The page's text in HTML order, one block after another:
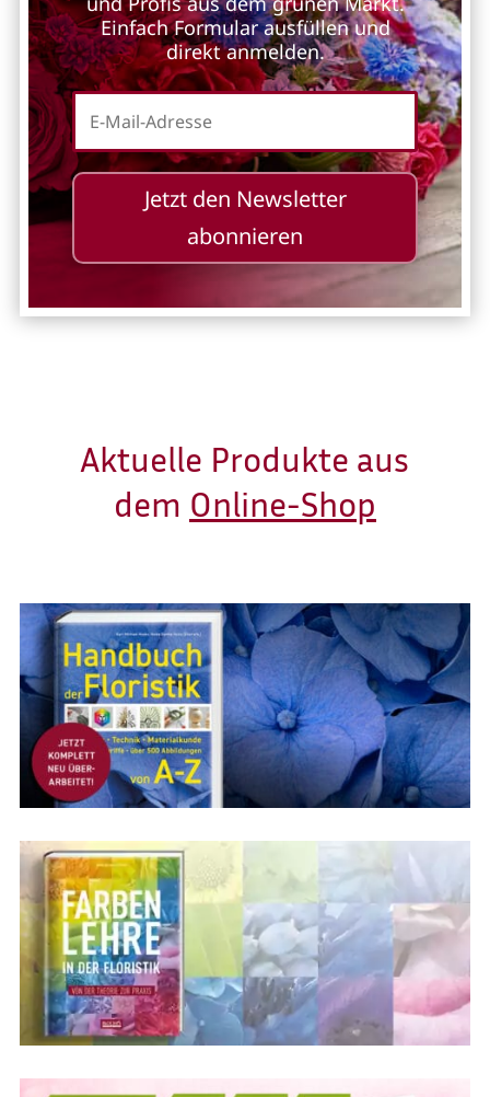
Einfach Formular ausfüllen und
direkt anmelden.
Jetzt den Newsletter
abonnieren
Aktuelle Produkte aus
dem Online-Shop